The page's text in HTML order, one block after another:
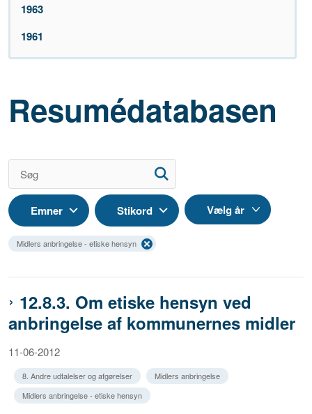
1963
1961
Resumédatabasen
Emner Stikord
Midlers anbringelse - etiske hensyn
12.8.3. Om etiske hensyn ved
anbringelse af kommunernes midler
11-06-2012
8. Andre udtalelser og afgørelser
Midlers anbringelse
Midlers anbringelse - etiske hensyn